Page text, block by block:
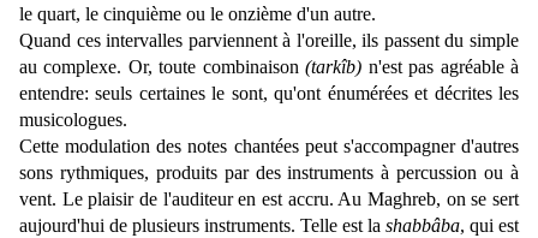
le quart, le cinquième ou le onzième d'un autre.
Quand ces intervalles parviennent à l'oreille, ils passent du simple
au complexe. Or, toute combinaison(tarkîb) n'est pas agréable à
entendre: seuls certaines le sont, qu'ont énumérées et décrites les
musicologues.
Cette modulation des notes chantées peut s'accompagner d'autres
sons rythmiques, produits par des instruments à percussion ou à
vent. Le plaisir de l'auditeur en est accru. Au Maghreb, on se sert
aujourd'hui de plusieurs instruments. Telle est la shabbâba, qui est